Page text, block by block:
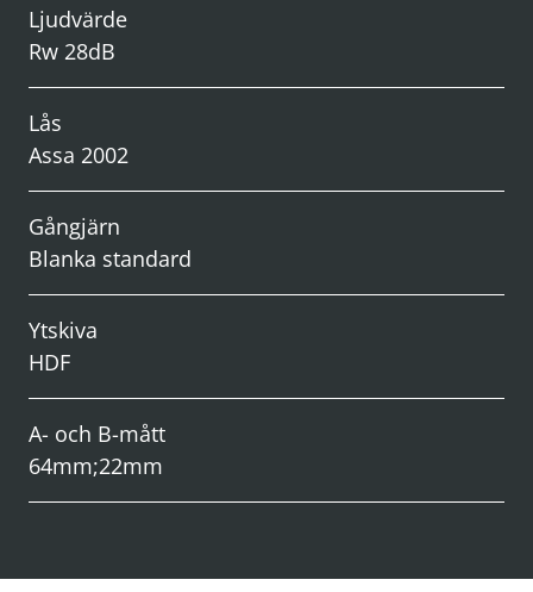
Ljudvärde
Rw 28dB
Lås
Assa 2002
Gångjärn
Blanka standard
Ytskiva
HDF
A- och B-mått
64mm;22mm